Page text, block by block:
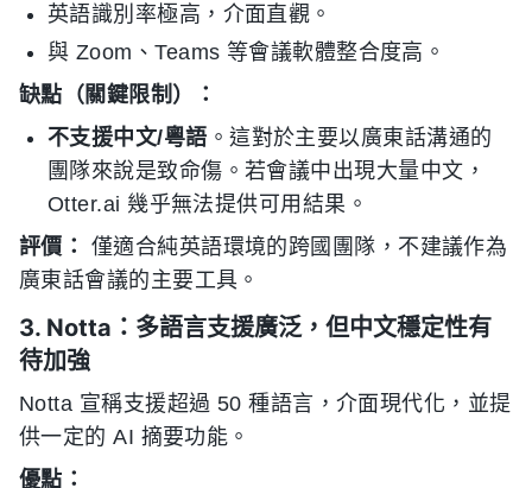
英語識別率極高，介面直觀。
與 Zoom、Teams 等會議軟體整合度高。
缺點（關鍵限制）：
不支援中文/粵語 。這對於主要以廣東話溝通的
團隊來說是致命傷。若會議中出現大量中文，
Otter.ai 幾乎無法提供可用結果。
評價：
僅適合純英語環境的跨國團隊，不建議作為
廣東話會議的主要工具。
3. Notta：多語言支援廣泛，但中文穩定性有
待加強
Notta 宣稱支援超過 50 種語言，介面現代化，並提
供一定的 AI 摘要功能。
優點：